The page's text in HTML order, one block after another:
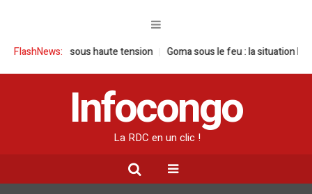
FlashNews:
sous haute tension Goma sous le feu : la situation humanitaire
Infocongo
La RDC en un clic !